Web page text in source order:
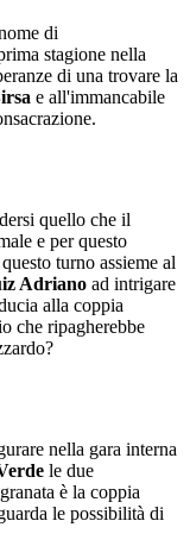
di
stagione nella
di una trovare la
e all'immancabile
quello che il
e per questo
turno assieme al
Adriano ad intrigare
alla coppia
che ripagherebbe
nella gara interna
le due
è la coppia
le possibilità di